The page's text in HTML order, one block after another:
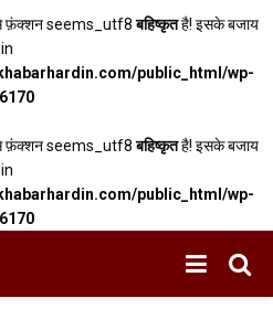
फ़ंक्शन seems_utf8बहिष्कृतहै! इसके बजाय
public_html/wp-
6170
फ़ंक्शन seems_utf8बहिष्कृतहै! इसके बजाय
public_html/wp-
6170